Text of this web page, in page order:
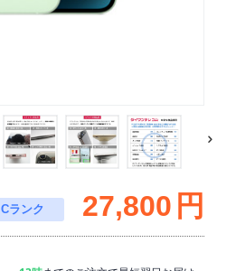
Cランク 27,800 円